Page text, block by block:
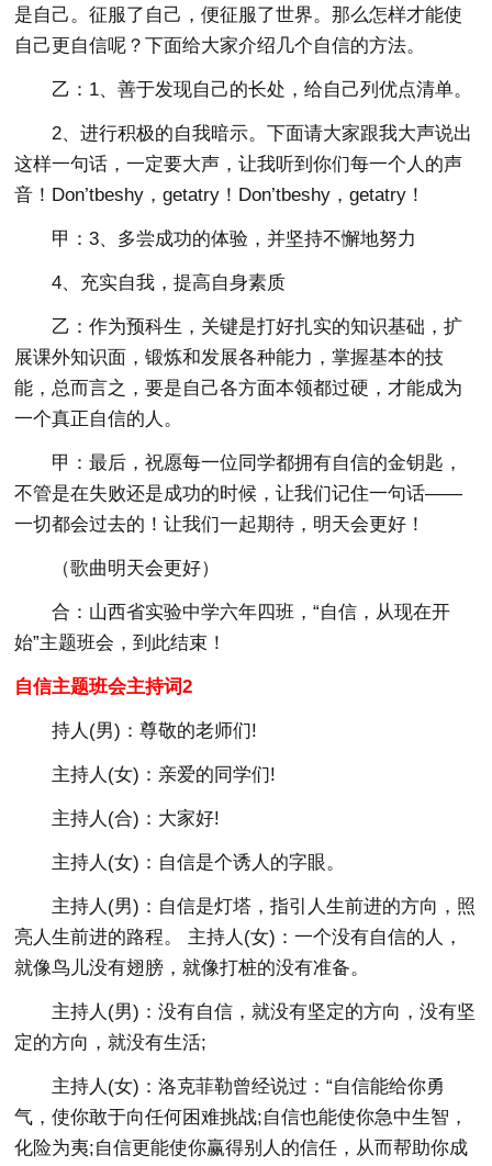
是自己。征服了自己，便征服了世界。那么怎样才能使
自己更自信呢？下面给大家介绍几个自信的方法。
乙：1、善于发现自己的长处，给自己列优点清单。
2、进行积极的自我暗示。下面请大家跟我大声说出
这样一句话，一定要大声，让我听到你们每一个人的声
音！Don’tbeshy，getatry！Don’tbeshy，getatry！
甲：3、多尝成功的体验，并坚持不懈地努力
4、充实自我，提高自身素质
乙：作为预科生，关键是打好扎实的知识基础，扩
展课外知识面，锻炼和发展各种能力，掌握基本的技
能，总而言之，要是自己各方面本领都过硬，才能成为
一个真正自信的人。
甲：最后，祝愿每一位同学都拥有自信的金钥匙，
不管是在失败还是成功的时候，让我们记住一句话——
一切都会过去的！让我们一起期待，明天会更好！
（歌曲明天会更好）
合：山西省实验中学六年四班，“自信，从现在开
始”主题班会，到此结束！
自信主题班会主持词2
持人(男)：尊敬的老师们!
主持人(女)：亲爱的同学们!
主持人(合)：大家好!
主持人(女)：自信是个诱人的字眼。
主持人(男)：自信是灯塔，指引人生前进的方向，照
亮人生前进的路程。 主持人(女)：一个没有自信的人，
就像鸟儿没有翅膀，就像打桩的没有准备。
主持人(男)：没有自信，就没有坚定的方向，没有坚
定的方向，就没有生活;
主持人(女)：洛克菲勒曾经说过：“自信能给你勇
气，使你敢于向任何困难挑战;自信也能使你急中生智，
化险为夷;自信更能使你赢得别人的信任，从而帮助你成